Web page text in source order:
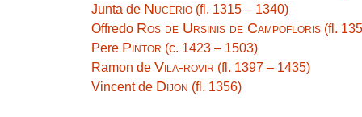
Junta de Nucerio (fl. 1315 – 1340)
Offredo Ros de Ursinis de Campofloris (fl.
Pere Pintor (c. 1423 – 1503)
Ramon de Vila-rovir (fl. 1397 – 1435)
Vincent de Dijon (fl. 1356)